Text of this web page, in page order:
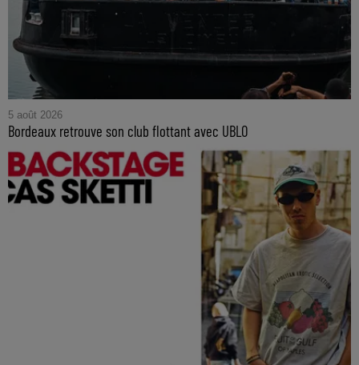
5 août 2026
Bordeaux retrouve son club flottant avec UBLO